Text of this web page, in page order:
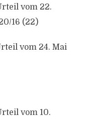
vom 22.
16 (22)
vom 24. Mai
vom 10.